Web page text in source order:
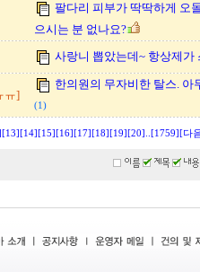
팔다리 피부가 딱딱하게 오
으시는 분 없나요?
사랑니 뽑았는데~ 항상제가
ㅠ]
한의원의 무자비한 탈스. 아
(1)
[13] [14] [15] [16] [17] [18] [19] [20] [1759] [다